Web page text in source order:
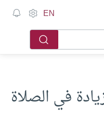
EN
في الصلاة